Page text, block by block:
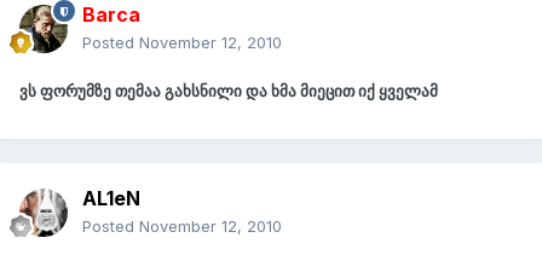
Barca
Posted November 12, 2010
ვს ფორუმზე თემაა გახსნილი და ხმა მიეცით იქ ყველამ
AL1eN
Posted November 12, 2010